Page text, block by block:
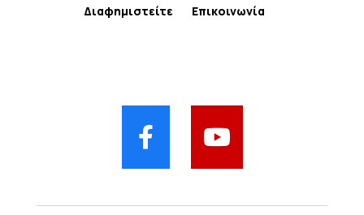
Διαφημιστείτε Επικοινωνία